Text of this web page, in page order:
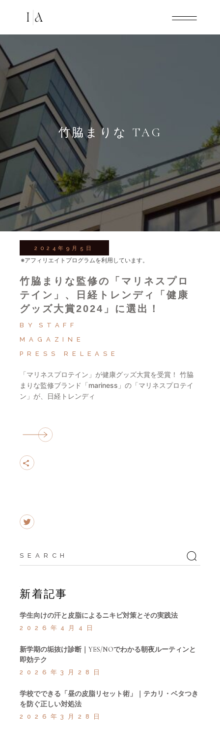
竹脇まりな TAG
2024年9月5日
竹脇まりな監修の「マリネスプロ
テイン」、日経トレンディ「健康
グッズ大賞2024」に選出！
BY
STAFF
MAGAZINE
PRESS RELEASE
「マリネスプロテイン」が健康グッズ大賞を受賞！ 竹脇
まりな監修ブランド「mariness」の「マリネスプロテイ
ン」が、日経トレンディ
※アフィリエイトプログラムを利用しています。
Search
for:
新着記事
学生向けの汗と皮脂によるニキビ対策とその実践法
2026年4月4日
新学期の垢抜け診断｜YES/NOでわかる朝夜ルーティンと
即効テク
2026年3月28日
学校でできる「昼の皮脂リセット術」｜テカリ・ベタつき
を防ぐ正しい対処法
2026年3月28日